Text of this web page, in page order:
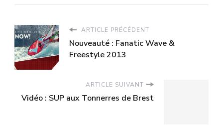
ARTICLE PRÉCÉDENT
Nouveauté : Fanatic Wave &
Freestyle 2013
ARTICLE SUIVANT
Vidéo : SUP aux Tonnerres de Brest